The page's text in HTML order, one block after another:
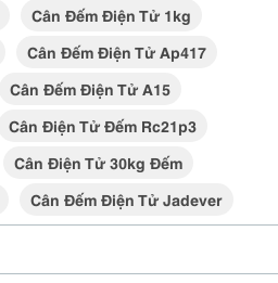
Cân Đếm Điện Tử 1kg
Cân Đếm Điện Tử Ap417
Cân Đếm Điện Tử A15
Cân Điện Tử Đếm Rc21p3
Cân Điện Tử 30kg Đếm
Cân Đếm Điện Tử Jadever